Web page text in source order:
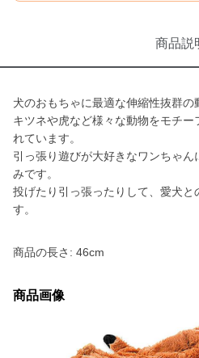
商品説
犬のおもちゃに最適な伸縮性抜群の
キツネや虎など様々な動物をモチ
れています。
引っ張り遊びが大好きなワンちゃ
みです。
投げたり引っ張ったりして、愛犬と
す。
商品の長さ: 46cm
商品画像